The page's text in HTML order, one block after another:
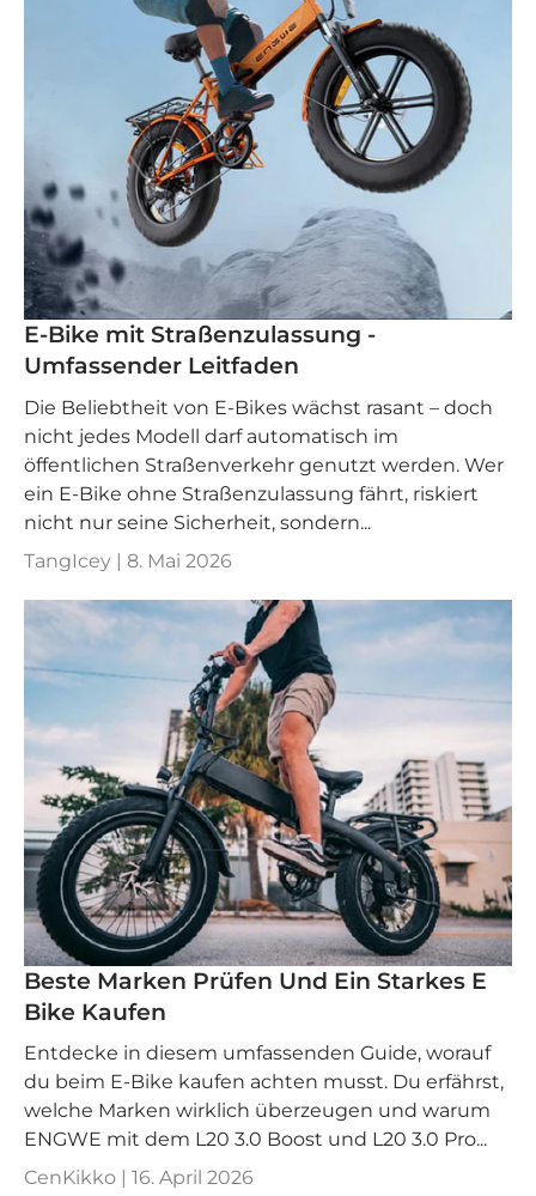
E-Bike mit Straßenzulassung -
Umfassender Leitfaden
Die Beliebtheit von E-Bikes wächst rasant – doch
nicht jedes Modell darf automatisch im
öffentlichen Straßenverkehr genutzt werden. Wer
ein E-Bike ohne Straßenzulassung fährt, riskiert
nicht nur seine Sicherheit, sondern...
TangIcey | 8. Mai 2026
Beste Marken Prüfen Und Ein Starkes E
Bike Kaufen
Entdecke in diesem umfassenden Guide, worauf
du beim E-Bike kaufen achten musst. Du erfährst,
welche Marken wirklich überzeugen und warum
ENGWE mit dem L20 3.0 Boost und L20 3.0 Pro...
CenKikko | 16. April 2026